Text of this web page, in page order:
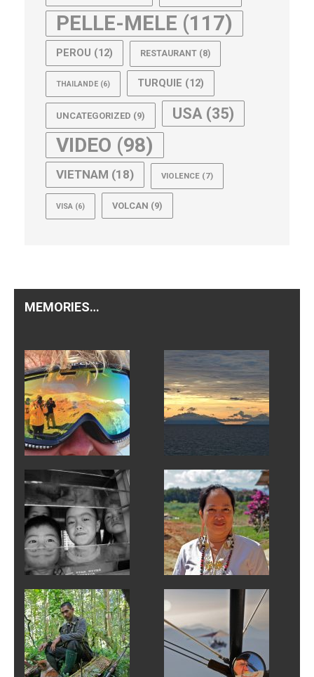
PELLE-MELE (117)
PEROU (12) RESTAURANT (8)
THAILANDE (6) TURQUIE (12)
UNCATEGORIZED (9) USA (35)
VIDEO (98)
VIETNAM (18) VIOLENCE (7)
VISA (6) VOLCAN (9)
MEMORIES…